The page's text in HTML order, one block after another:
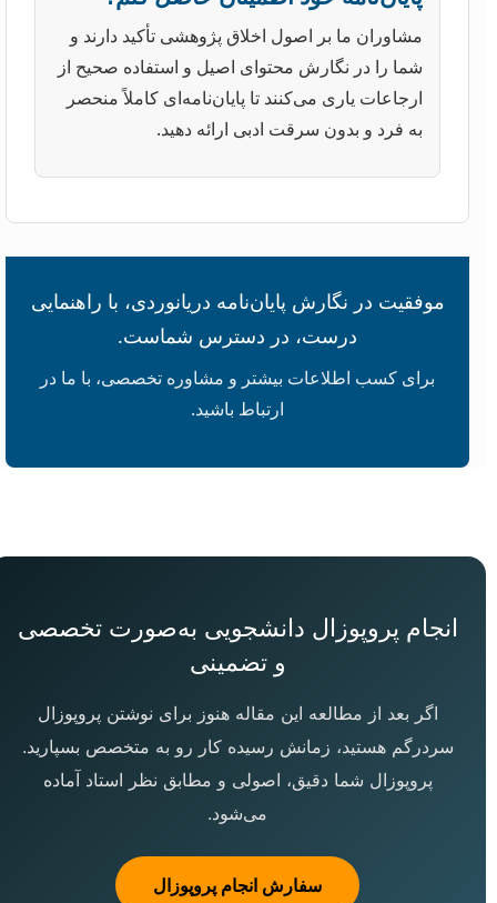
مشاوران ما بر اصول اخلاق پژوهشی تأکید دارند و
شما را در نگارش محتوای اصیل و استفاده صحیح از
ارجاعات یاری می‌کنند تا پایان‌نامه‌ای کاملاً منحصر
به فرد و بدون سرقت ادبی ارائه دهید.
موفقیت در نگارش پایان‌نامه دریانوردی، با راهنمایی
درست، در دسترس شماست.
برای کسب اطلاعات بیشتر و مشاوره تخصصی، با ما در
ارتباط باشید.
انجام پروپوزال دانشجویی به‌صورت تخصصی
و تضمینی
اگر بعد از مطالعه این مقاله هنوز برای نوشتن پروپوزال
سردرگم هستید، زمانش رسیده کار رو به متخصص بسپارید.
پروپوزال شما دقیق، اصولی و مطابق نظر استاد آماده
می‌شود.
سفارش انجام پروپوزال